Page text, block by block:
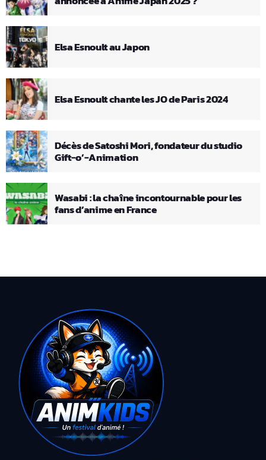
Elsa Esnoult au Japon
Elsa Esnoult chante les JO de Paris 2024
Décès de Satoshi Mori, fondateur du studio
Gift-o’-Animation
Wasabi : la chaîne incontournable pour les
fans d’anime en France